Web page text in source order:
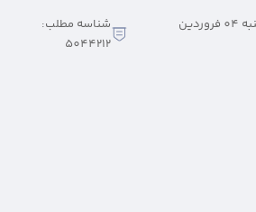
سه‌شنبه 04 فروردین
شناسه مطلب:
5044212